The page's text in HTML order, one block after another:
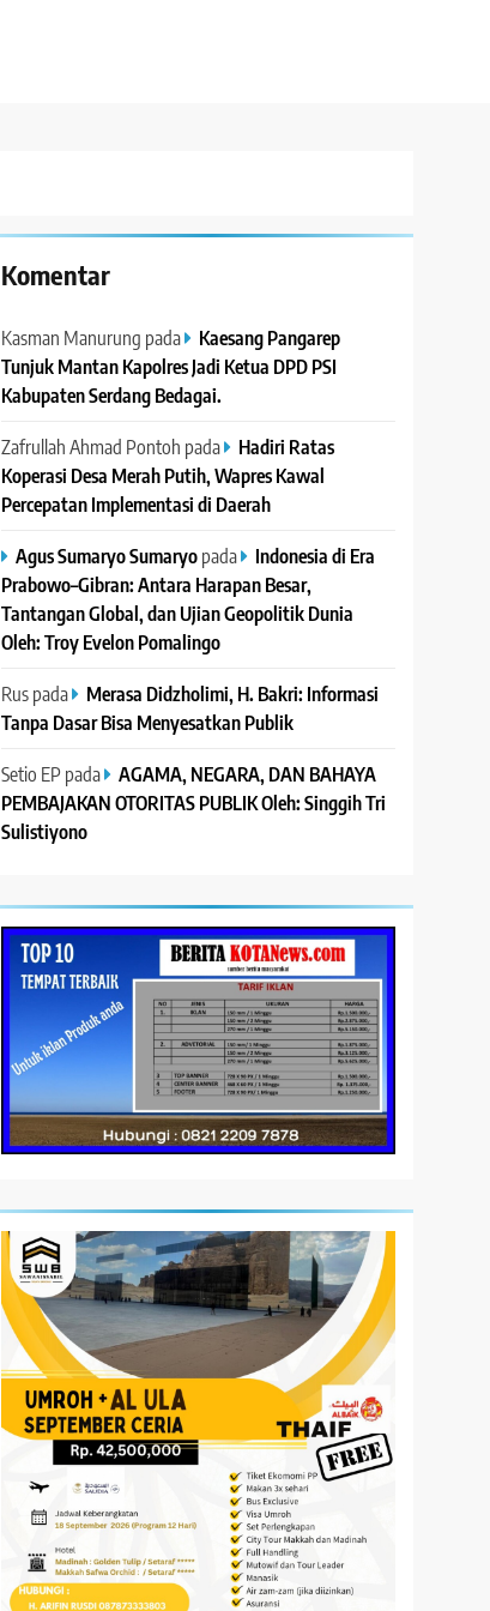
Komentar
Kasman Manurung pada
Kaesang Pangarep
Tunjuk Mantan Kapolres Jadi Ketua DPD PSI
Kabupaten Serdang Bedagai. ‎ ‎
Zafrullah Ahmad Pontoh pada
Hadiri Ratas
Koperasi Desa Merah Putih, Wapres Kawal
Percepatan Implementasi di Daerah
Agus Sumaryo Sumaryopada
Indonesia di Era
Prabowo–Gibran: Antara Harapan Besar,
Tantangan Global, dan Ujian Geopolitik Dunia
Oleh: Troy Evelon Pomalingo
Ruspada
Merasa Didzholimi, H. Bakri: Informasi
Tanpa Dasar Bisa Menyesatkan Publik
Setio EP pada AGAMA, NEGARA, DAN BAHAYA
PEMBAJAKAN OTORITAS PUBLIK Oleh: Singgih Tri
Sulistiyono